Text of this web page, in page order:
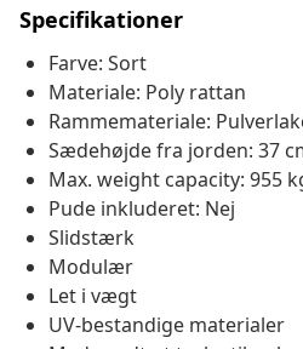
Specifikationer
Farve: Sort
Materiale: Poly rattan
Rammemateriale:
Sædehøjde fra jorden: 37
Max. weight capacity: 955
Pude inkluderet: Nej
Slidstærk
Modulær
Let i vægt
UV-bestandige materialer